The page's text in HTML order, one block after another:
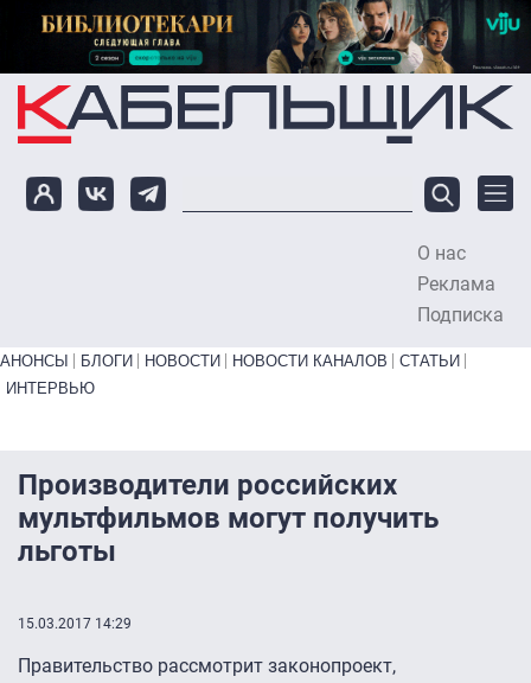
Перейти к основному содержанию
О нас
Реклама
Подписка
Primary links bottom
АНОНСЫ БЛОГИ НОВОСТИ НОВОСТИ КАНАЛОВ
СТАТЬИ
ИНТЕРВЬЮ
Производители российских
мультфильмов могут получить
льготы
15.03.2017 14:29
Правительство рассмотрит законопроект,